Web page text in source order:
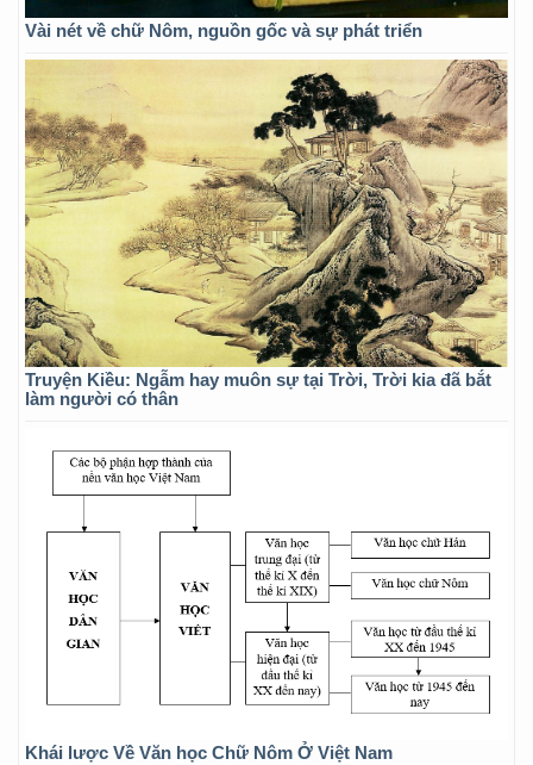
Vài nét về chữ Nôm, nguồn gốc và sự phát triển
Truyện Kiều: Ngẫm hay muôn sự tại Trời, Trời kia đã bắt
làm người có thân
Khái lược Về Văn học Chữ Nôm Ở Việt Nam